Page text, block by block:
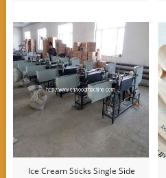
Ice Cream Sticks Single Side